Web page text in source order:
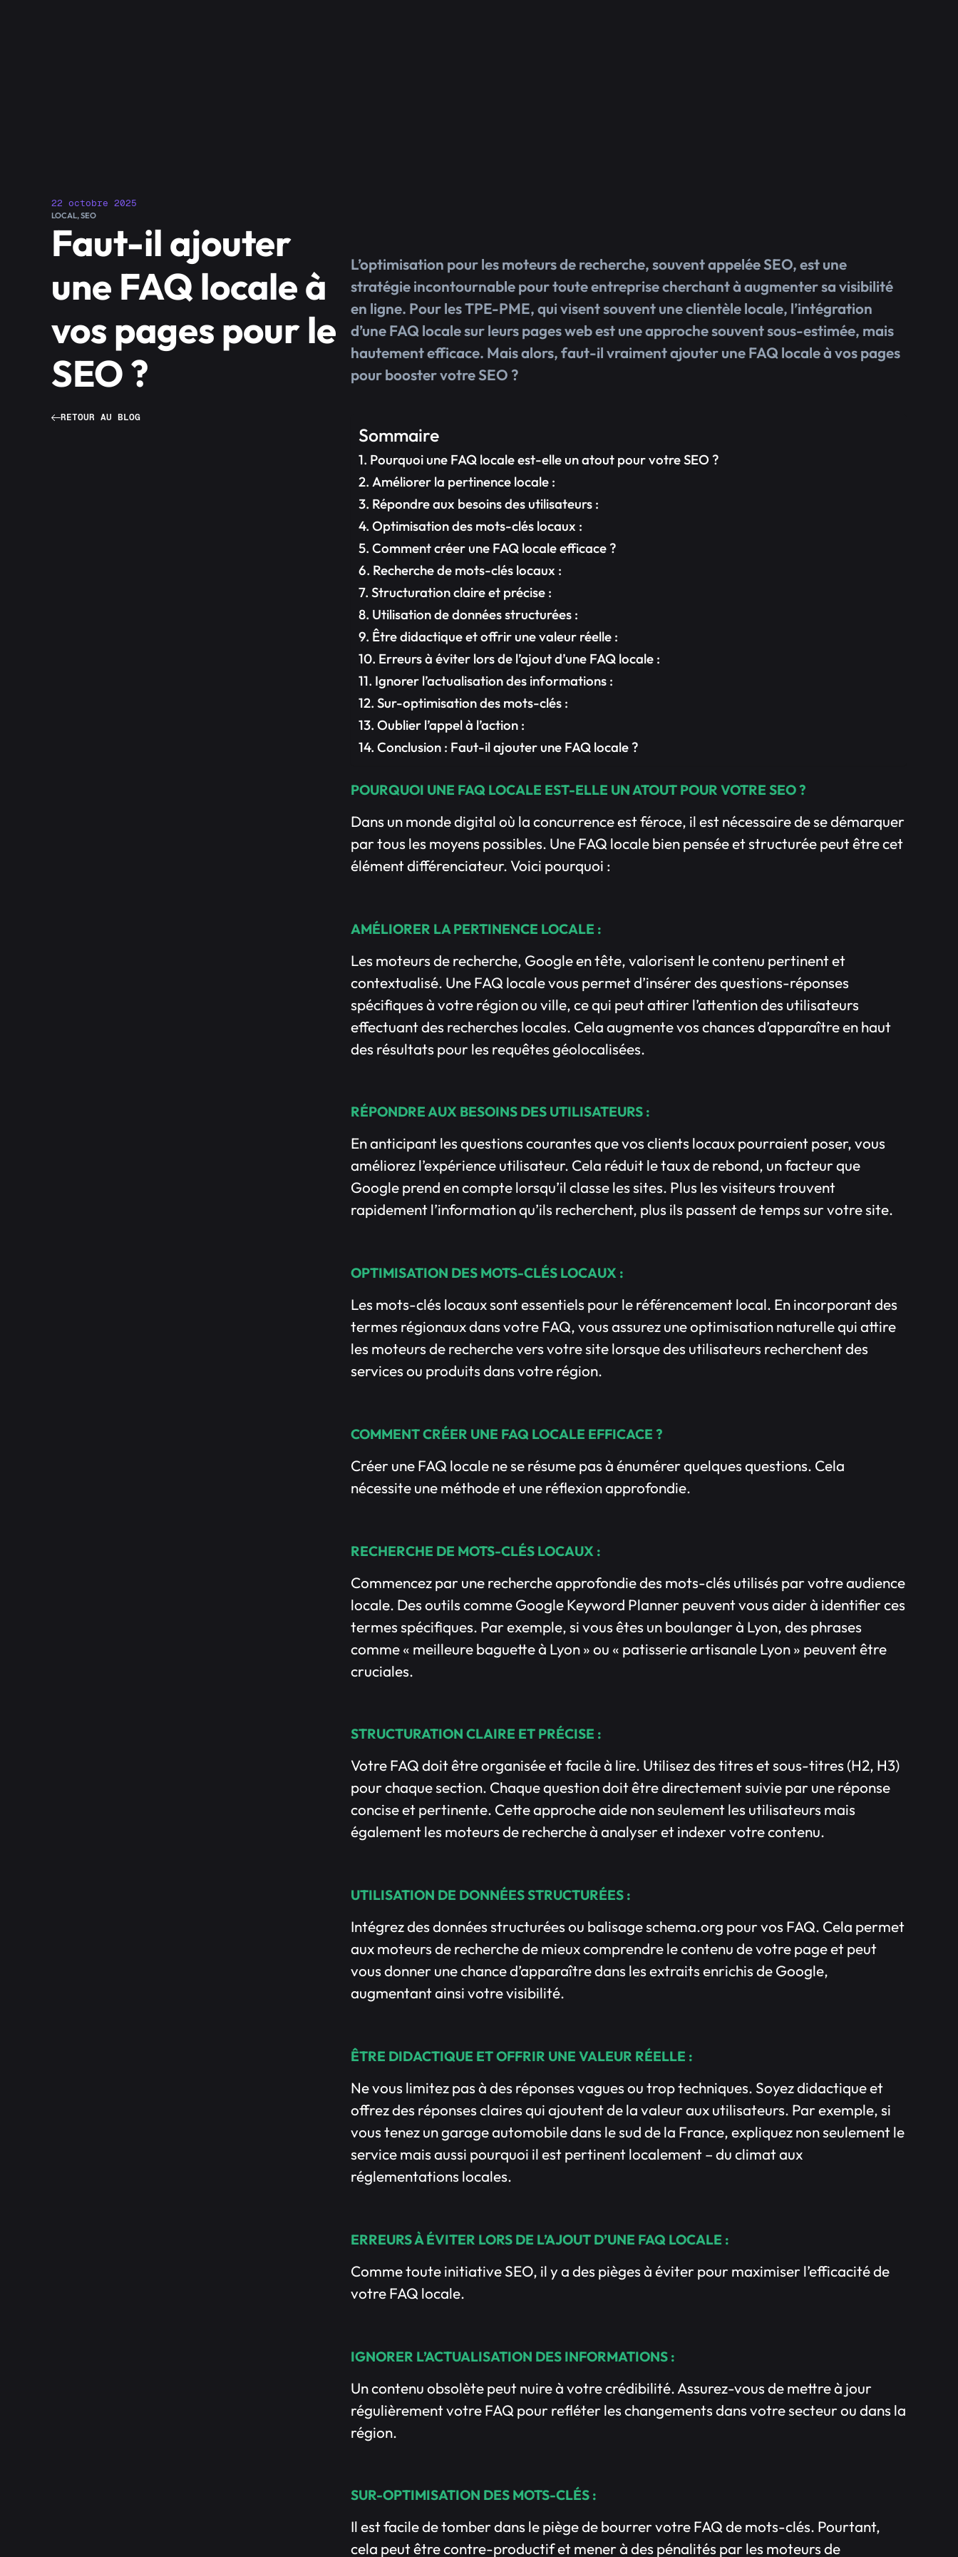
22 octobre 2025
LOCAL,SEO
Faut-il ajouter
une FAQ locale à
vos pages pour le
SEO ?
RETOUR AU BLOG
L’optimisation pour les moteurs de recherche, souvent appelée SEO, est une
stratégie incontournable pour toute entreprise cherchant à augmenter sa visibilité
en ligne. Pour les TPE-PME, qui visent souvent une clientèle locale, l’intégration
d’une FAQ locale sur leurs pages web est une approche souvent sous-estimée, mais
hautement efficace. Mais alors, faut-il vraiment ajouter une FAQ locale à vos pages
pour booster votre SEO ?
Sommaire
Pourquoi une FAQ locale est-elle un atout pour votre SEO ?
Améliorer la pertinence locale :
Répondre aux besoins des utilisateurs :
Optimisation des mots-clés locaux :
Comment créer une FAQ locale efficace ?
Recherche de mots-clés locaux :
Structuration claire et précise :
Utilisation de données structurées :
Être didactique et offrir une valeur réelle :
Erreurs à éviter lors de l’ajout d’une FAQ locale :
Ignorer l’actualisation des informations :
Sur-optimisation des mots-clés :
Oublier l’appel à l’action :
Conclusion : Faut-il ajouter une FAQ locale ?
POURQUOI UNE FAQ LOCALE EST-ELLE UN ATOUT POUR VOTRE SEO ?
Dans un monde digital où la concurrence est féroce, il est nécessaire de se démarquer
par tous les moyens possibles. Une FAQ locale bien pensée et structurée peut être cet
élément différenciateur. Voici pourquoi :
AMÉLIORER LA PERTINENCE LOCALE :
Les moteurs de recherche, Google en tête, valorisent le contenu pertinent et
contextualisé. Une FAQ locale vous permet d’insérer des questions-réponses
spécifiques à votre région ou ville, ce qui peut attirer l’attention des utilisateurs
effectuant des recherches locales. Cela augmente vos chances d’apparaître en haut
des résultats pour les requêtes géolocalisées.
RÉPONDRE AUX BESOINS DES UTILISATEURS :
En anticipant les questions courantes que vos clients locaux pourraient poser, vous
améliorez l’expérience utilisateur. Cela réduit le taux de rebond, un facteur que
Google prend en compte lorsqu’il classe les sites. Plus les visiteurs trouvent
rapidement l’information qu’ils recherchent, plus ils passent de temps sur votre site.
OPTIMISATION DES MOTS-CLÉS LOCAUX :
Les mots-clés locaux sont essentiels pour le référencement local. En incorporant des
termes régionaux dans votre FAQ, vous assurez une optimisation naturelle qui attire
les moteurs de recherche vers votre site lorsque des utilisateurs recherchent des
services ou produits dans votre région.
COMMENT CRÉER UNE FAQ LOCALE EFFICACE ?
Créer une FAQ locale ne se résume pas à énumérer quelques questions. Cela
nécessite une méthode et une réflexion approfondie.
RECHERCHE DE MOTS-CLÉS LOCAUX :
Commencez par une recherche approfondie des mots-clés utilisés par votre audience
locale. Des outils comme Google Keyword Planner peuvent vous aider à identifier ces
termes spécifiques. Par exemple, si vous êtes un boulanger à Lyon, des phrases
comme « meilleure baguette à Lyon » ou « patisserie artisanale Lyon » peuvent être
cruciales.
STRUCTURATION CLAIRE ET PRÉCISE :
Votre FAQ doit être organisée et facile à lire. Utilisez des titres et sous-titres (H2, H3)
pour chaque section. Chaque question doit être directement suivie par une réponse
concise et pertinente. Cette approche aide non seulement les utilisateurs mais
également les moteurs de recherche à analyser et indexer votre contenu.
UTILISATION DE DONNÉES STRUCTURÉES :
Intégrez des données structurées ou balisage schema.org pour vos FAQ. Cela permet
aux moteurs de recherche de mieux comprendre le contenu de votre page et peut
vous donner une chance d’apparaître dans les extraits enrichis de Google,
augmentant ainsi votre visibilité.
ÊTRE DIDACTIQUE ET OFFRIR UNE VALEUR RÉELLE :
Ne vous limitez pas à des réponses vagues ou trop techniques. Soyez didactique et
offrez des réponses claires qui ajoutent de la valeur aux utilisateurs. Par exemple, si
vous tenez un garage automobile dans le sud de la France, expliquez non seulement le
service mais aussi pourquoi il est pertinent localement – du climat aux
réglementations locales.
ERREURS À ÉVITER LORS DE L’AJOUT D’UNE FAQ LOCALE :
Comme toute initiative SEO, il y a des pièges à éviter pour maximiser l’efficacité de
votre FAQ locale.
IGNORER L’ACTUALISATION DES INFORMATIONS :
Un contenu obsolète peut nuire à votre crédibilité. Assurez-vous de mettre à jour
régulièrement votre FAQ pour refléter les changements dans votre secteur ou dans la
région.
SUR-OPTIMISATION DES MOTS-CLÉS :
Il est facile de tomber dans le piège de bourrer votre FAQ de mots-clés. Pourtant,
cela peut être contre-productif et mener à des pénalités par les moteurs de